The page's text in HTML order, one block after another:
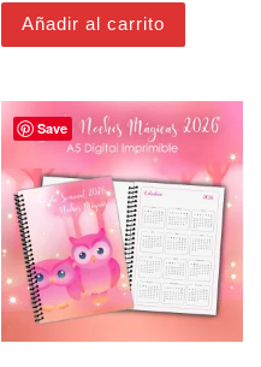
Añadir al carrito
Save